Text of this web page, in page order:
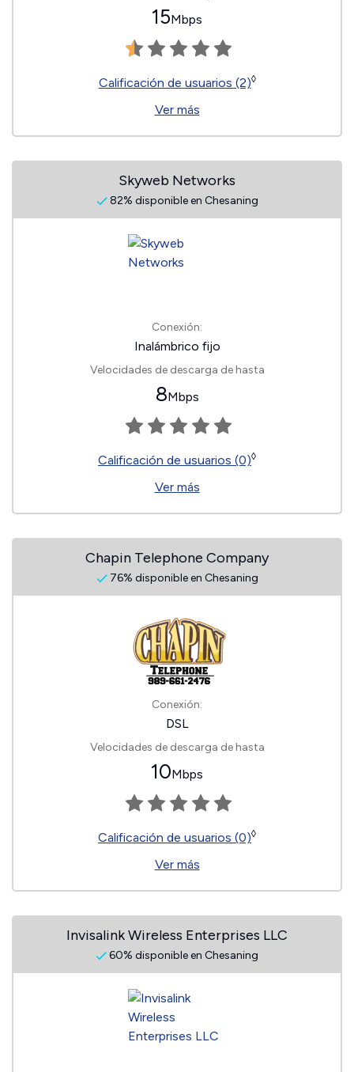
15Mbps
Calificación de usuarios (2)◊
Ver más
Skyweb Networks
82% disponible en Chesaning
Conexión:
Inalámbrico fijo
Velocidades de descarga de hasta
8Mbps
Calificación de usuarios (0)◊
Ver más
Chapin Telephone Company
76% disponible en Chesaning
Conexión:
DSL
Velocidades de descarga de hasta
10Mbps
Calificación de usuarios (0)◊
Ver más
Invisalink Wireless Enterprises LLC
60% disponible en Chesaning